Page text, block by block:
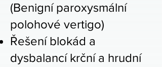
(Benigní paroxysmální
polohové vertigo)
Řešení blokád a
dysbalancí krční a hrudní